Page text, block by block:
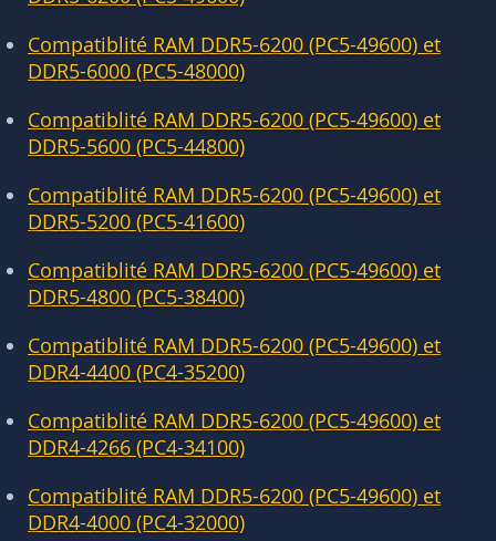
Compatiblité RAM DDR5-6200 (PC5-49600) et
DDR5-6000 (PC5-48000)
Compatiblité RAM DDR5-6200 (PC5-49600) et
DDR5-5600 (PC5-44800)
Compatiblité RAM DDR5-6200 (PC5-49600) et
DDR5-5200 (PC5-41600)
Compatiblité RAM DDR5-6200 (PC5-49600) et
DDR5-4800 (PC5-38400)
Compatiblité RAM DDR5-6200 (PC5-49600) et
DDR4-4400 (PC4-35200)
Compatiblité RAM DDR5-6200 (PC5-49600) et
DDR4-4266 (PC4-34100)
Compatiblité RAM DDR5-6200 (PC5-49600) et
DDR4-4000 (PC4-32000)